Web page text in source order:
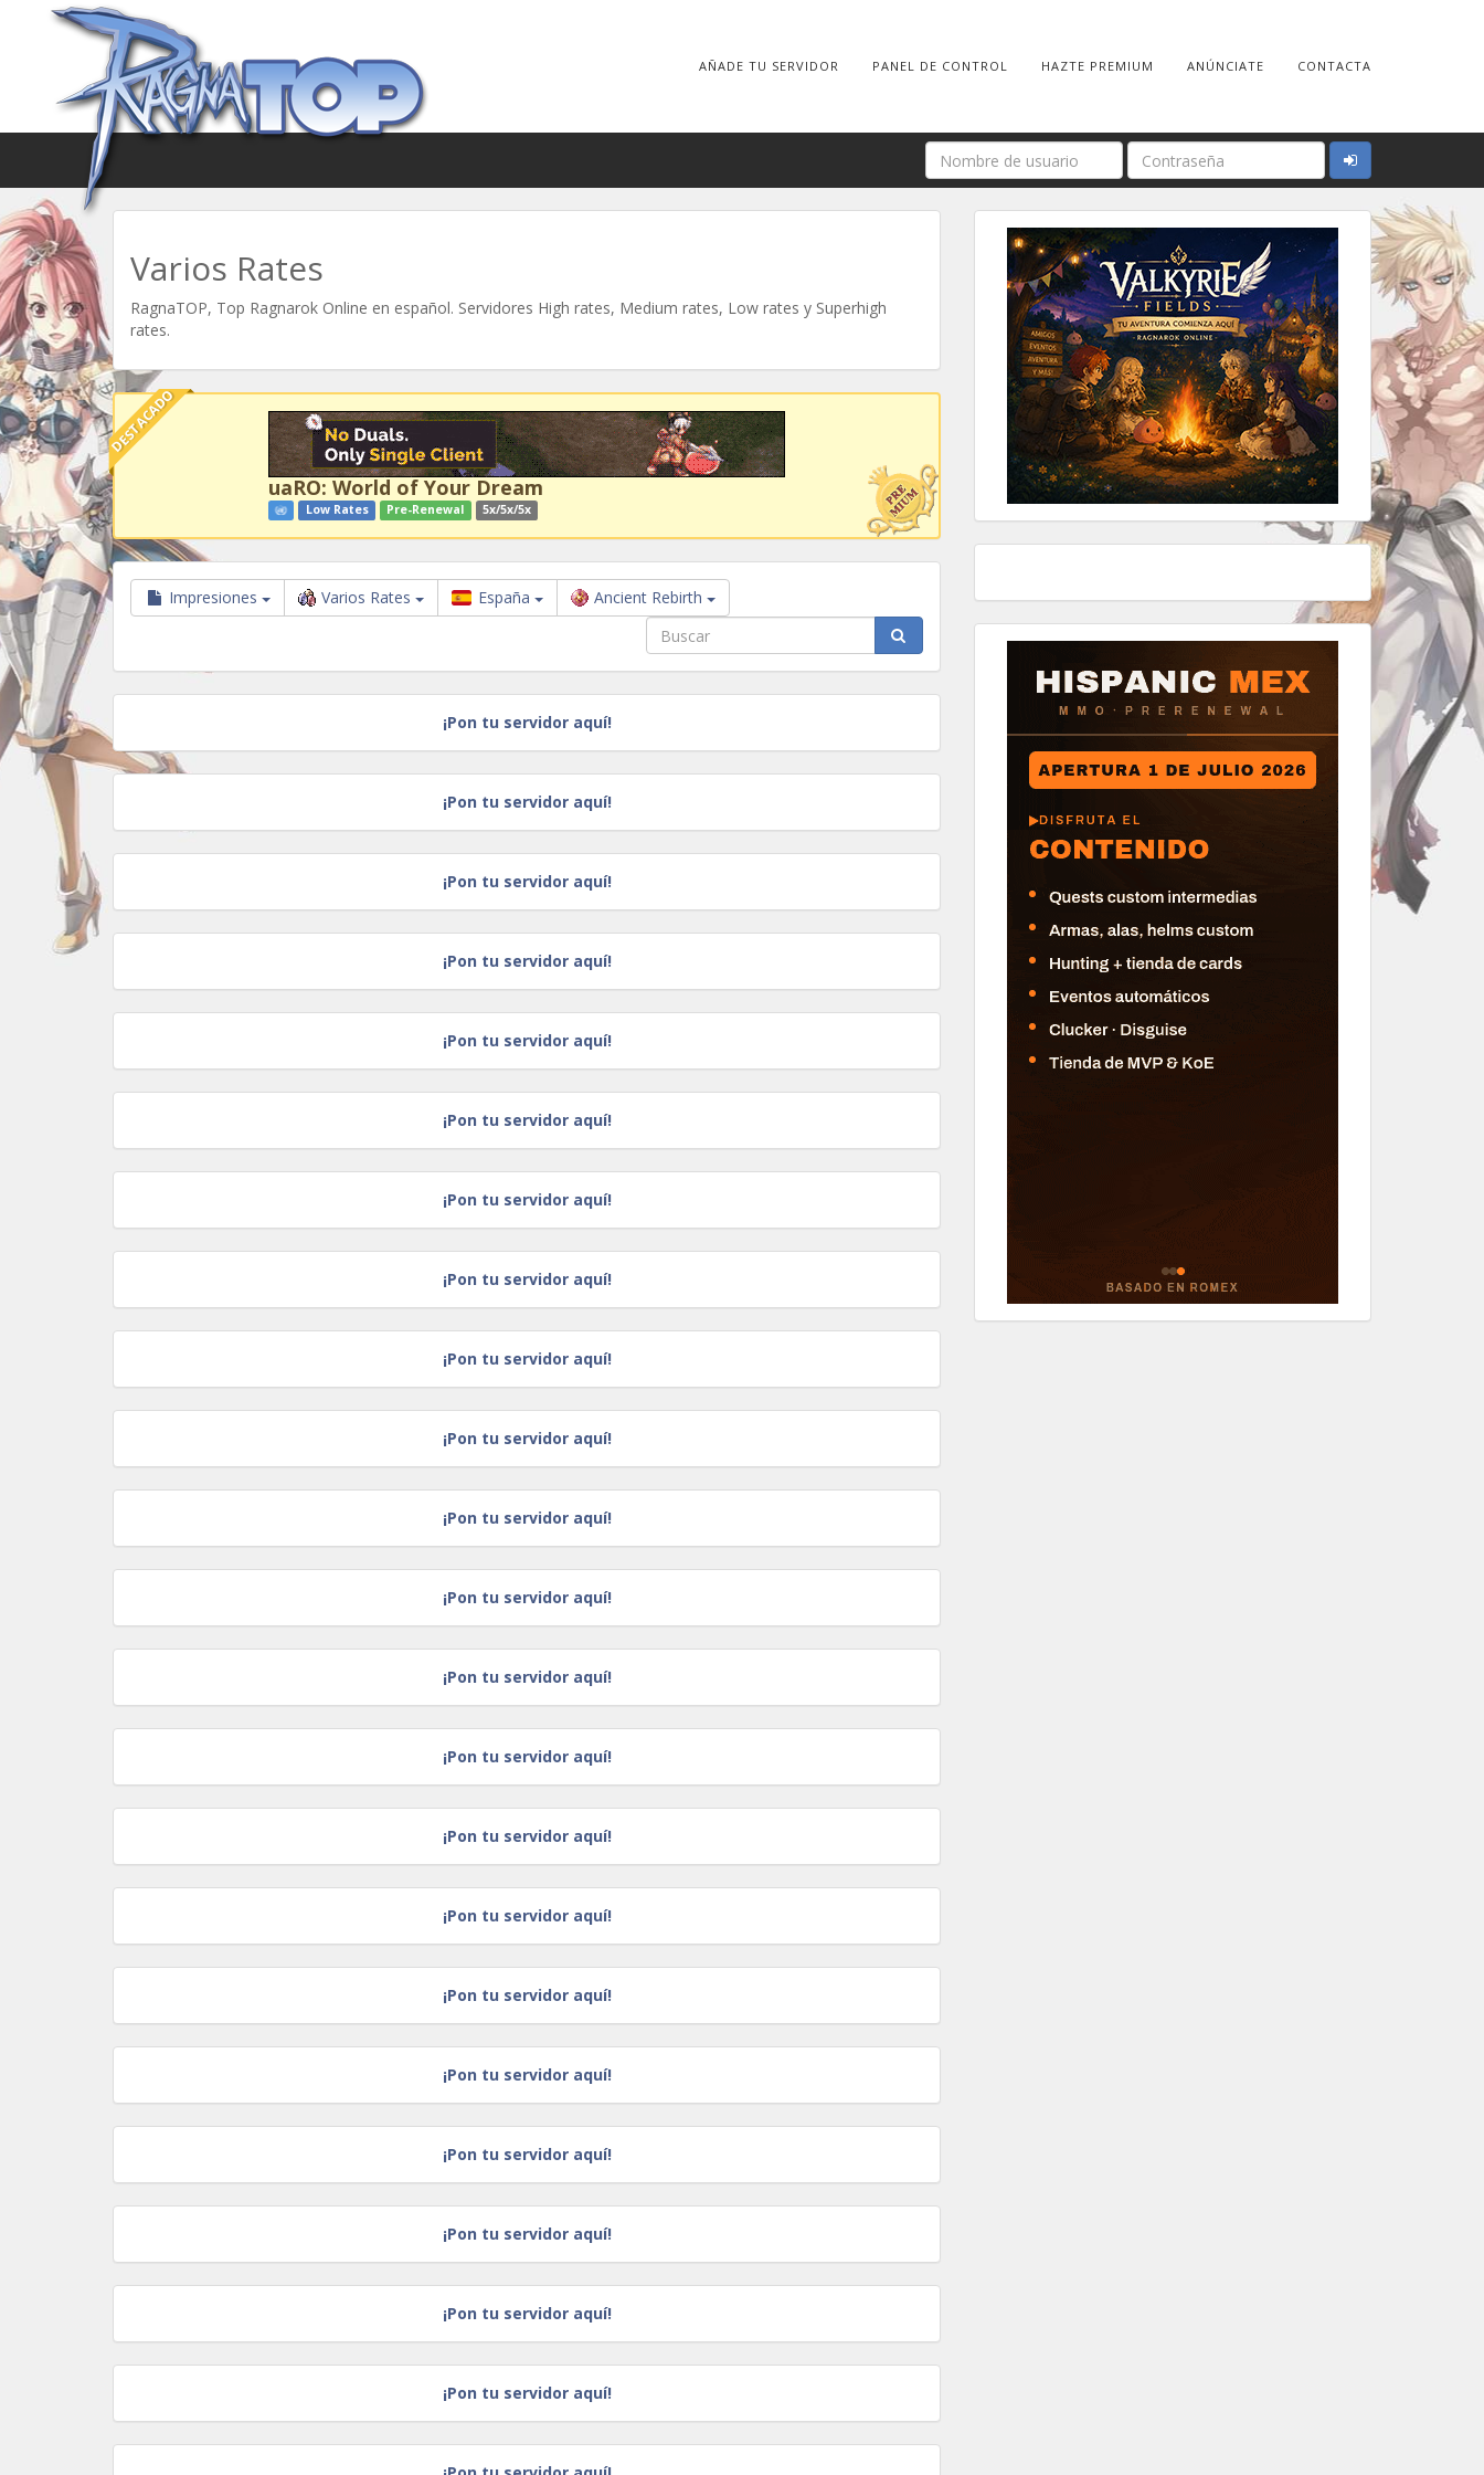
AÑADE TU SERVIDOR PANEL DE CONTROL HAZTE PREMIUM ANÚNCIATE CONTACTA
Varios Rates
RagnaTOP, Top Ragnarok Online en español. Servidores High rates, Medium rates, Low rates y Superhigh
rates.
DESTACADO
uaRO: World of Your Dream
Low Rates Pre-Renewal 5x/5x/5x
Impresiones Varios Rates España Ancient Rebirth
¡Pon tu servidor aquí!
¡Pon tu servidor aquí!
¡Pon tu servidor aquí!
¡Pon tu servidor aquí!
¡Pon tu servidor aquí!
¡Pon tu servidor aquí!
¡Pon tu servidor aquí!
¡Pon tu servidor aquí!
¡Pon tu servidor aquí!
¡Pon tu servidor aquí!
¡Pon tu servidor aquí!
¡Pon tu servidor aquí!
¡Pon tu servidor aquí!
¡Pon tu servidor aquí!
¡Pon tu servidor aquí!
¡Pon tu servidor aquí!
¡Pon tu servidor aquí!
¡Pon tu servidor aquí!
¡Pon tu servidor aquí!
¡Pon tu servidor aquí!
¡Pon tu servidor aquí!
¡Pon tu servidor aquí!